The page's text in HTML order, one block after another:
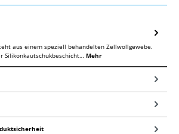
aus einem speziell behandelten Zellwollgewebe.
Silikonkautschukbeschicht… Mehr